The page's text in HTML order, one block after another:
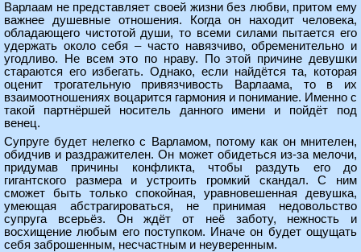
Варлаам не представляет своей жизни без любви, притом ему
важнее душевные отношения. Когда он находит человека,
обладающего чистотой души, то всеми силами пытается его
удержать около себя – часто навязчиво, обременительно и
угодливо. Не всем это по нраву. По этой причине девушки
стараются его избегать. Однако, если найдётся та, которая
оценит трогательную привязчивость Варлаама, то в их
взаимоотношениях воцарится гармония и понимание. Именно с
такой партнёршей носитель данного имени и пойдёт под
венец.
Супруге будет нелегко с Варламом, потому как он мнителен,
обидчив и раздражителен. Он может обидеться из-за мелочи,
придумав причины конфликта, чтобы раздуть его до
гигантского размера и устроить громкий скандал. С ним
сможет быть только спокойная, уравновешенная девушка,
умеющая абстрагироваться, не принимая недовольство
супруга всерьёз. Он ждёт от неё заботу, нежность и
восхищение любым его поступком. Иначе он будет ощущать
себя заброшенным, несчастным и неуверенным.